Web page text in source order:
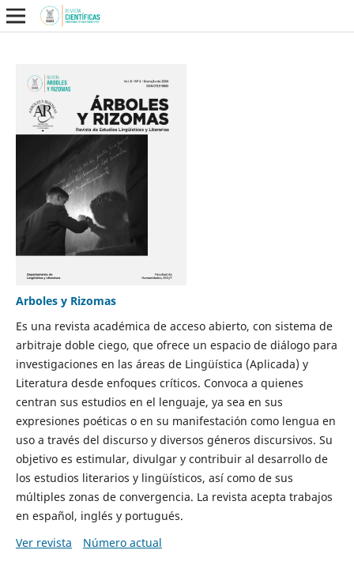
Arboles y Rizomas
Es una revista académica de acceso abierto, con sistema de
arbitraje doble ciego, que ofrece un espacio de diálogo para
investigaciones en las áreas de Lingüística (Aplicada) y
Literatura desde enfoques críticos. Convoca a quienes
centran sus estudios en el lenguaje, ya sea en sus
expresiones poéticas o en su manifestación como lengua en
uso a través del discurso y diversos géneros discursivos. Su
objetivo es estimular, divulgar y contribuir al desarrollo de
los estudios literarios y lingüísticos, así como de sus
múltiples zonas de convergencia. La revista acepta trabajos
en español, inglés y portugués.
Ver revista
Número actual